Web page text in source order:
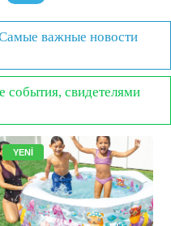
важные новости
события, свидетелями